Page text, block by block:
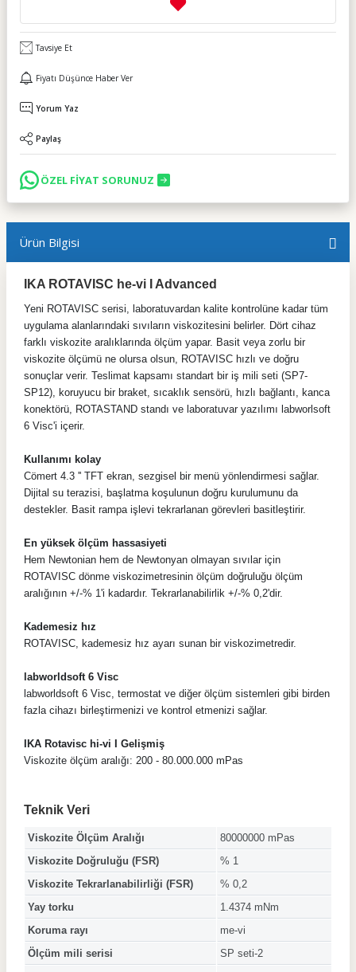
Tavsiye Et
Fiyatı Düşünce Haber Ver
Yorum Yaz
Paylaş
ÖZEL FİYAT SORUNUZ
Ürün Bilgisi
IKA ROTAVISC he-vi I Advanced
Yeni ROTAVISC serisi, laboratuvardan kalite kontrolüne kadar tüm
uygulama alanlarındaki sıvıların viskozitesini belirler. Dört cihaz
farklı viskozite aralıklarında ölçüm yapar. Basit veya zorlu bir
viskozite ölçümü ne olursa olsun, ROTAVISC hızlı ve doğru
sonuçlar verir. Teslimat kapsamı standart bir iş mili seti (SP7-
SP12), koruyucu bir braket, sıcaklık sensörü, hızlı bağlantı, kanca
konektörü, ROTASTAND standı ve laboratuvar yazılımı labworlsoft
6 Visc'i içerir.
Kullanımı kolay
Cömert 4.3 '' TFT ekran, sezgisel bir menü yönlendirmesi sağlar.
Dijital su terazisi, başlatma koşulunun doğru kurulumunu da
destekler. Basit rampa işlevi tekrarlanan görevleri basitleştirir.
En yüksek ölçüm hassasiyeti
Hem Newtonian hem de Newtonyan olmayan sıvılar için
ROTAVISC dönme viskozimetresinin ölçüm doğruluğu ölçüm
aralığının +/-% 1'i kadardır. Tekrarlanabilirlik +/-% 0,2'dir.
Kademesiz hız
ROTAVISC, kademesiz hız ayarı sunan bir viskozimetredir.
labworldsoft 6 Visc
labworldsoft 6 Visc, termostat ve diğer ölçüm sistemleri gibi birden
fazla cihazı birleştirmenizi ve kontrol etmenizi sağlar.
IKA Rotavisc hi-vi I Gelişmiş
Viskozite ölçüm aralığı: 200 - 80.000.000 mPas
Teknik Veri
Viskozite Ölçüm Aralığı
80000000 mPas
Viskozite Doğruluğu (FSR)
% 1
Viskozite Tekrarlanabilirliği (FSR)
% 0,2
Yay torku
1.4374 mNm
Koruma rayı
me-vi
Ölçüm mili serisi
SP seti-2